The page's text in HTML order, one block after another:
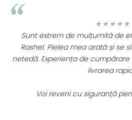
⭐ ⭐ ⭐ ⭐ ⭐
Sunt extrem de mulțumită de
Rashel. Pielea mea arată și se
netedă. Experiența de
livrarea
Voi reveni cu siguranță